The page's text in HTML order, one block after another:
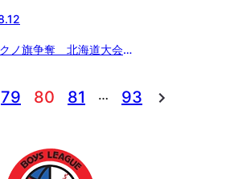
ノ旗争奪 北海道大会開
79 80 81 … 93